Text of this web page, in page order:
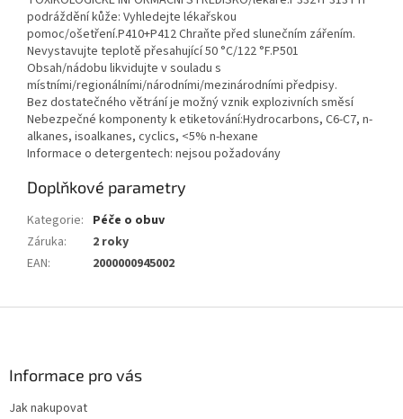
podráždění kůže: Vyhledejte lékařskou
pomoc/ošetření.P410+P412 Chraňte před slunečním zářením.
Nevystavujte teplotě přesahující 50 °C/122 °F.P501
Obsah/nádobu likvidujte v souladu s
místními/regionálními/národními/mezinárodními předpisy.
Bez dostatečného větrání je možný vznik explozivních směsí
Nebezpečné komponenty k etiketování:Hydrocarbons, C6-C7, n-
alkanes, isoalkanes, cyclics, <5% n-hexane
Informace o detergentech: nejsou požadovány
Doplňkové parametry
Kategorie: Péče o obuv
Záruka:
2 roky
EAN: 2000000945002
Informace pro vás
Jak nakupovat